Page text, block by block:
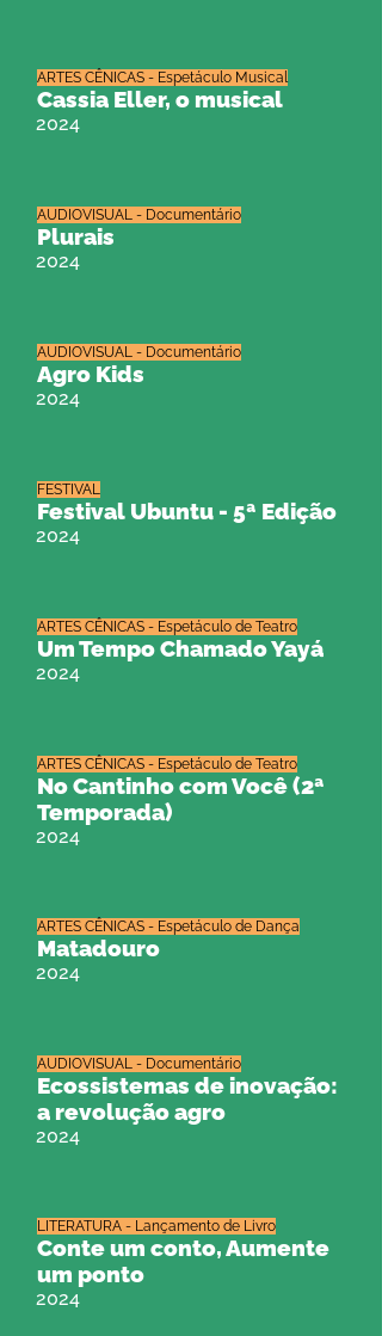
Cassia Eller, o musical
2024
ARTES CÊNICAS - Espetáculo Musical
Plurais
2024
AUDIOVISUAL - Documentário
Agro Kids
2024
AUDIOVISUAL - Documentário
Festival Ubuntu - 5ª Edição
2024
FESTIVAL
Um Tempo Chamado Yayá
2024
ARTES CÊNICAS - Espetáculo de Teatro
No Cantinho com Você (2ª
Temporada)
2024
ARTES CÊNICAS - Espetáculo de Teatro
Matadouro
2024
ARTES CÊNICAS - Espetáculo de Dança
Ecossistemas de inovação:
a revolução agro
2024
AUDIOVISUAL - Documentário
Conte um conto, Aumente
um ponto
2024
LITERATURA - Lançamento de Livro